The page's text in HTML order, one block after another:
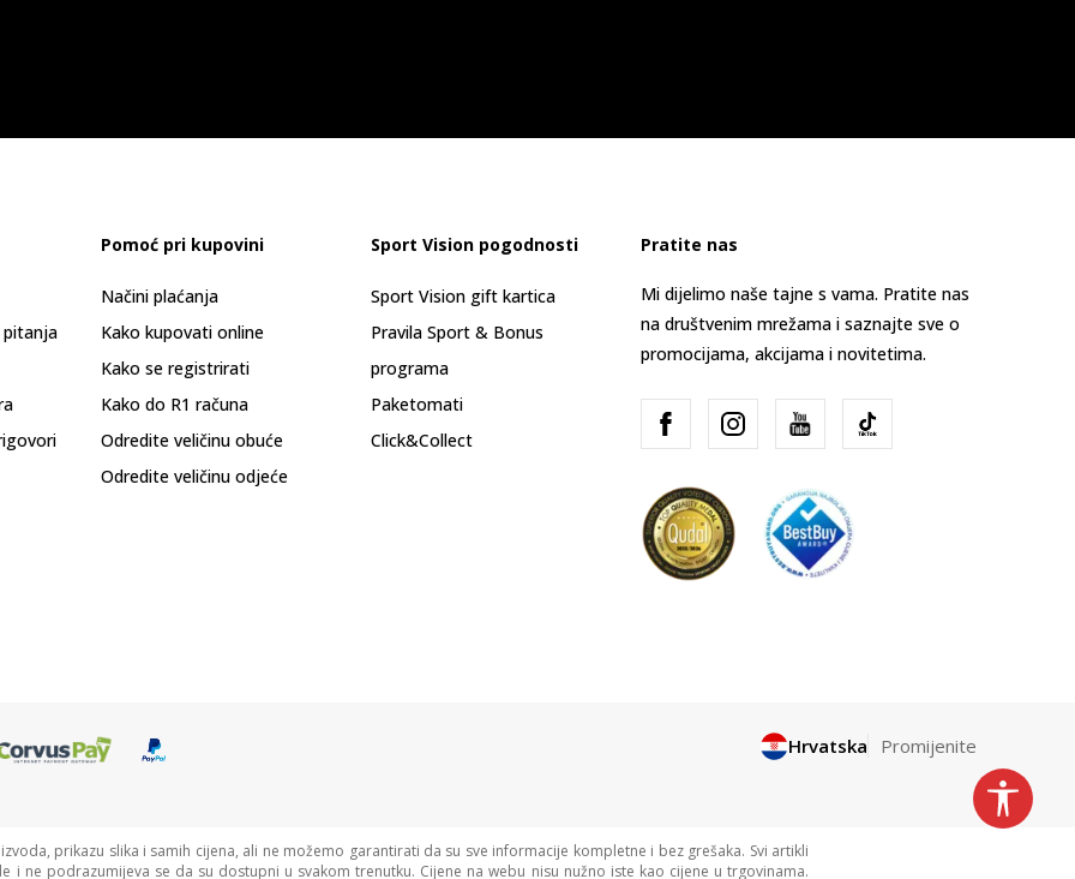
pitanja
Pomoć pri kupovini
Načini plaćanja
Kako kupovati online
Kako se registrirati
Kako do R1 računa
Odredite veličinu obuće
Odredite veličinu odjeće
Sport Vision pogodnosti
Sport Vision gift kartica
Pravila Sport & Bonus
programa
Paketomati
Click&Collect
Pratite nas
Mi dijelimo naše tajne s vama. Pratite nas
na društvenim mrežama i saznajte sve o
promocijama, akcijama i novitetima.
Hrvatska Promijenite
prikazu slika i samih cijena, ali ne možemo garantirati da su sve informacije kompletne i bez grešaka. Svi artikli
i ne podrazumijeva se da su dostupni u svakom trenutku. Cijene na webu nisu nužno iste kao cijene u trgovinama.